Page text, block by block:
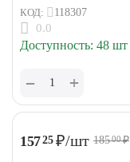
КОД: 118307
0.0
Доступность: 48 шт
+
−
15725 ₽/шт 18500₽